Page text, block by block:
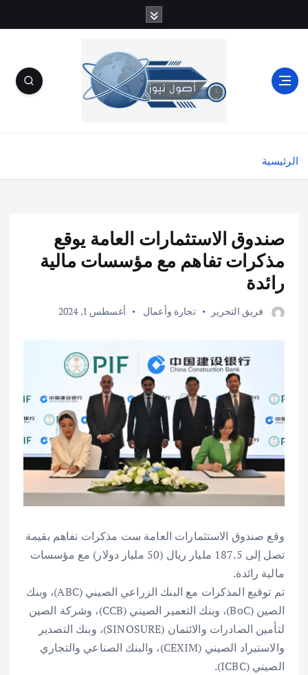
ل
الرئيسية
صندوق الاستثمارات العامة يوقع
مذكرات تفاهم مع مؤسسات مالية
رائدة
فريق التحرير تجارة وأعمال أغسطس 1, 2024
وقع صندوق الاستثمارات العامة ست مذكرات تفاهم بقيمة
تصل إلى 187.5 مليار ريال (50 مليار دولار) مع مؤسسات
مالية رائدة.
تم توقيع المذكرات مع البنك الزراعي الصيني (ABC)، وبنك
الصين (BoC)، وبنك التعمير الصيني (CCB)، وشركة الصين
لتأمين الصادرات والائتمان (SINOSURE)، وبنك التصدير
والاستيراد الصيني (CEXIM)، والبنك الصناعي والتجاري
الصيني (ICBC).